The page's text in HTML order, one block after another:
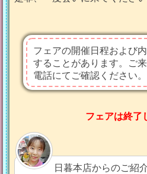
フェアの開催日程および
することがあります。ご
電話にてご確認ください。
フェアは終了
日暮本店からのご紹介